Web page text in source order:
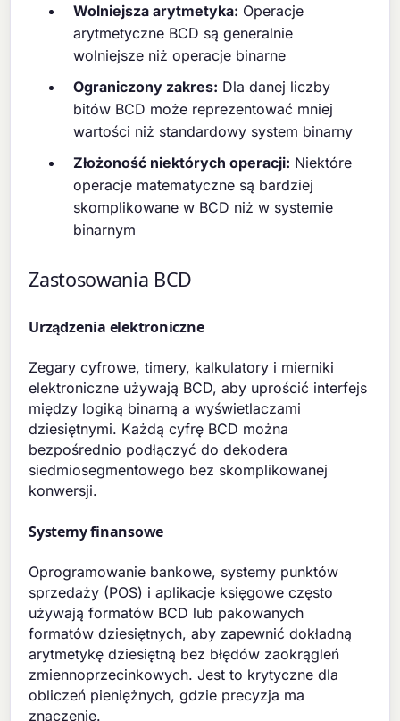
Wolniejsza arytmetyka: Operacje
arytmetyczne BCD są generalnie
wolniejsze niż operacje binarne
Ograniczony zakres: Dla danej liczby
bitów BCD może reprezentować mniej
wartości niż standardowy system binarny
Złożoność niektórych operacji: Niektóre
operacje matematyczne są bardziej
skomplikowane w BCD niż w systemie
binarnym
Zastosowania BCD
Urządzenia elektroniczne
Zegary cyfrowe, timery, kalkulatory i mierniki
elektroniczne używają BCD, aby uprościć interfejs
między logiką binarną a wyświetlaczami
dziesiętnymi. Każdą cyfrę BCD można
bezpośrednio podłączyć do dekodera
siedmiosegmentowego bez skomplikowanej
konwersji.
Systemy finansowe
Oprogramowanie bankowe, systemy punktów
sprzedaży (POS) i aplikacje księgowe często
używają formatów BCD lub pakowanych
formatów dziesiętnych, aby zapewnić dokładną
arytmetykę dziesiętną bez błędów zaokrągleń
zmiennoprzecinkowych. Jest to krytyczne dla
obliczeń pieniężnych, gdzie precyzja ma
znaczenie.